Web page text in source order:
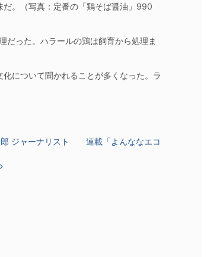
。（写真：定番の「鶏そば醤油」990
った。ハラールの鶏は飼育から処理ま
について聞かれることが多くなった。ラ
ジャーナリスト 連載「よんななエコ